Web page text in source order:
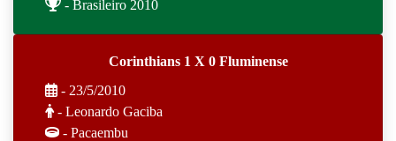
- Brasileiro 2010
Corinthians 1 X 0 Fluminense
- 23/5/2010
- Leonardo Gaciba
- Pacaembu